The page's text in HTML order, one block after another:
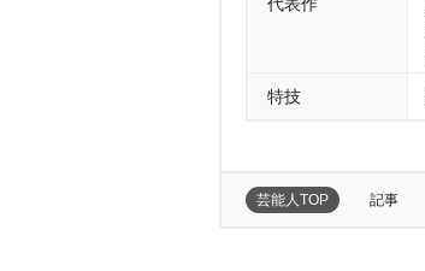
特技
芸能人TOP 記事